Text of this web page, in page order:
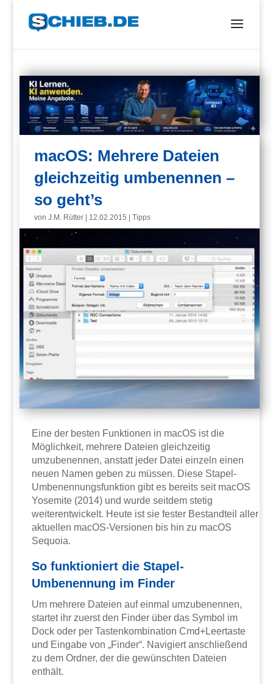
macOS: Mehrere Dateien
gleichzeitig umbenennen –
so geht’s
vonJ.M. Rütter 12.02.2015 |Tipps
Eine der besten Funktionen in macOS ist die
Möglichkeit, mehrere Dateien gleichzeitig
umzubenennen, anstatt jeder Datei einzeln einen
neuen Namen geben zu müssen. Diese Stapel-
Umbenennungsfunktion gibt es bereits seit macOS
Yosemite (2014) und wurde seitdem stetig
weiterentwickelt. Heute ist sie fester Bestandteil aller
aktuellen macOS-Versionen bis hin zu macOS
Sequoia.
So funktioniert die Stapel-
Umbenennung im Finder
Um mehrere Dateien auf einmal umzubenennen,
startet ihr zuerst den Finder über das Symbol im
Dock oder per Tastenkombination Cmd+Leertaste
und Eingabe von „Finder“. Navigiert anschließend
zu dem Ordner, der die gewünschten Dateien
enthält.